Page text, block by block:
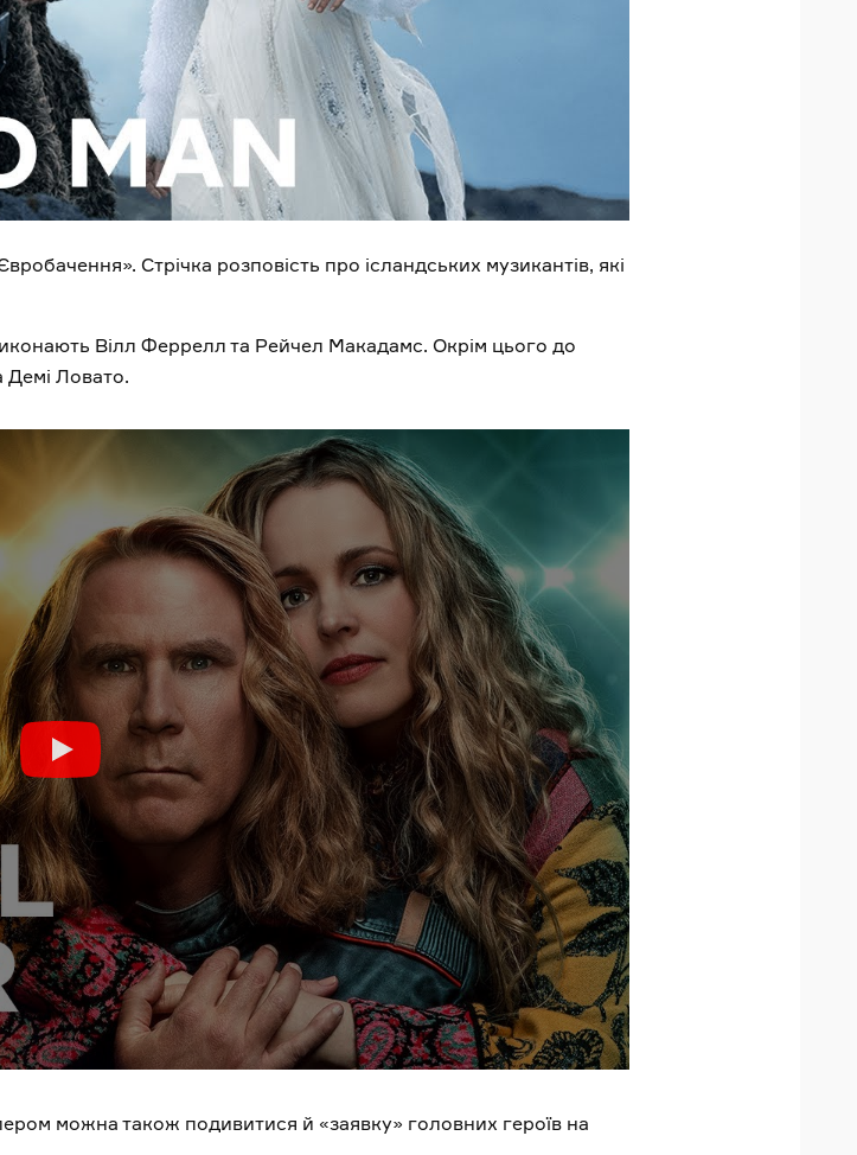
Стрічка розповість про ісландських музикантів, які
Вілл Феррелл та Рейчел Макадамс. Окрім цього до
Демі Ловато.
можна також подивитися й «заявку» головних героїв на